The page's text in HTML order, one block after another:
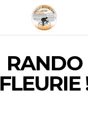
RANDO
FLEURIE